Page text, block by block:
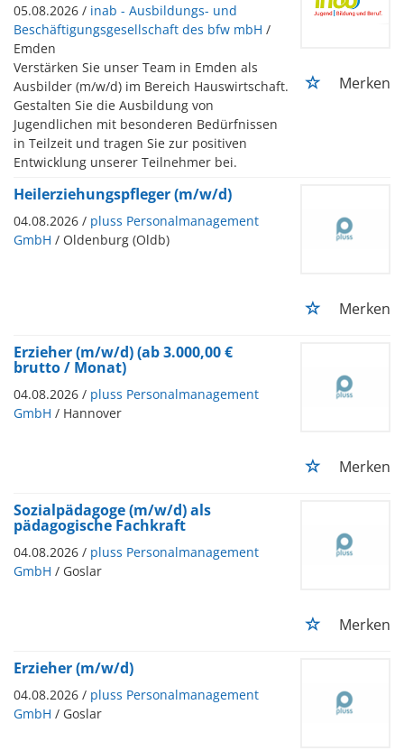
05.08.2026 / inab - Ausbildungs- und
Beschäftigungsgesellschaft des bfw mbH /
Emden
Verstärken Sie unser Team in Emden als
Ausbilder (m/w/d) im Bereich Hauswirtschaft.
Gestalten Sie die Ausbildung von
Jugendlichen mit besonderen Bedürfnissen
in Teilzeit und tragen Sie zur positiven
Entwicklung unserer Teilnehmer bei.
Merken
Heilerziehungspfleger (m/w/d)
04.08.2026 / pluss Personalmanagement
GmbH / Oldenburg (Oldb)
Merken
Erzieher (m/w/d) (ab 3.000,00 €
brutto / Monat)
04.08.2026 / pluss Personalmanagement
GmbH / Hannover
Merken
Sozialpädagoge (m/w/d) als
pädagogische Fachkraft
04.08.2026 / pluss Personalmanagement
GmbH / Goslar
Merken
Erzieher (m/w/d)
04.08.2026 / pluss Personalmanagement
GmbH / Goslar